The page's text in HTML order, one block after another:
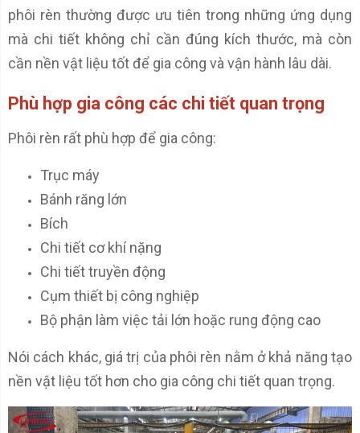
phôi rèn thường được ưu tiên trong những ứng dụng
mà chi tiết không chỉ cần đúng kích thước, mà còn
cần nền vật liệu tốt để gia công và vận hành lâu dài.
Phù hợp gia công các chi tiết quan trọng
Phôi rèn rất phù hợp để gia công:
Trục máy
Bánh răng lớn
Bích
Chi tiết cơ khí nặng
Chi tiết truyền động
Cụm thiết bị công nghiệp
Bộ phận làm việc tải lớn hoặc rung động cao
Nói cách khác, giá trị của phôi rèn nằm ở khả năng tạo
nền vật liệu tốt hơn cho gia công chi tiết quan trọng.